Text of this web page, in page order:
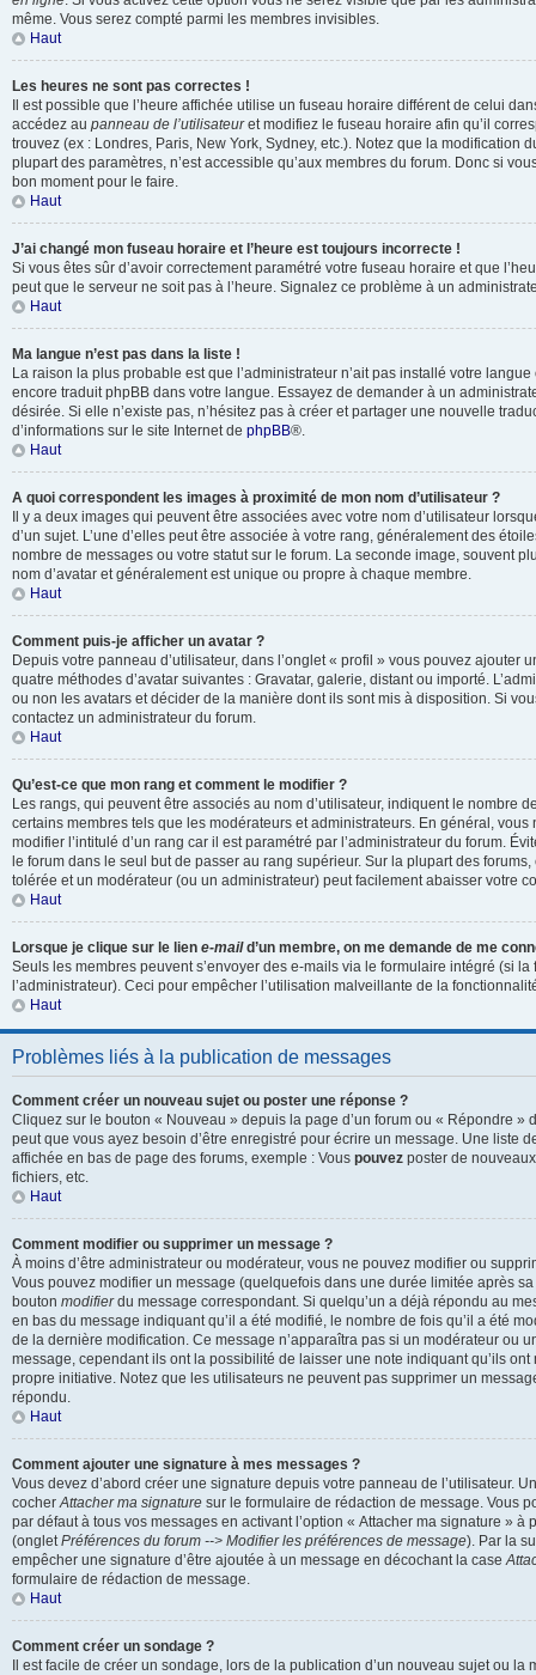
même. Vous serez compté parmi les membres invisibles.
Haut
Les heures ne sont pas correctes !
Il est possible que l’heure affichée utilise un fuseau horaire différent de celui
accédez au panneau de l’utilisateuret modifiez le fuseau horaire afin qu’il
trouvez (ex : Londres, Paris, New York, Sydney, etc.). Notez que la modification
plupart des paramètres, n’est accessible qu’aux membres du forum. Donc si
bon moment pour le faire.
Haut
J’ai changé mon fuseau horaire et l’heure est toujours incorrecte !
Si vous êtes sûr d’avoir correctement paramétré votre fuseau horaire et que
peut que le serveur ne soit pas à l’heure. Signalez ce problème à un
Haut
Ma langue n’est pas dans la liste !
La raison la plus probable est que l’administrateur n’ait pas installé votre
encore traduit phpBB dans votre langue. Essayez de demander à un
désirée. Si elle n’existe pas, n’hésitez pas à créer et partager une nouvelle
d’informations sur le site Internet de phpBB®.
Haut
A quoi correspondent les images à proximité de mon nom d’utilisateur ?
Il y a deux images qui peuvent être associées avec votre nom d’utilisateur
d’un sujet. L’une d’elles peut être associée à votre rang, généralement des
nombre de messages ou votre statut sur le forum. La seconde image, souvent
nom d’avatar et généralement est unique ou propre à chaque membre.
Haut
Comment puis-je afficher un avatar ?
Depuis votre panneau d’utilisateur, dans l’onglet « profil » vous pouvez ajouter
quatre méthodes d’avatar suivantes : Gravatar, galerie, distant ou importé.
ou non les avatars et décider de la manière dont ils sont mis à disposition. Si
contactez un administrateur du forum.
Haut
Qu’est-ce que mon rang et comment le modifier ?
Les rangs, qui peuvent être associés au nom d’utilisateur, indiquent le nombre
certains membres tels que les modérateurs et administrateurs. En général, vous
modifier l’intitulé d’un rang car il est paramétré par l’administrateur du forum.
le forum dans le seul but de passer au rang supérieur. Sur la plupart des
tolérée et un modérateur (ou un administrateur) peut facilement abaisser votre
Haut
Lorsque je clique sur le lien e-maild’un membre, on me demande de me
Seuls les membres peuvent s’envoyer des e-mails via le formulaire intégré (si
l’administrateur). Ceci pour empêcher l’utilisation malveillante de la
Haut
Problèmes liés à la publication de messages
Comment créer un nouveau sujet ou poster une réponse ?
Cliquez sur le bouton « Nouveau » depuis la page d’un forum ou « Répondre »
peut que vous ayez besoin d’être enregistré pour écrire un message. Une liste
affichée en bas de page des forums, exemple : Vous pouvez poster de
fichiers, etc.
Haut
Comment modifier ou supprimer un message ?
À moins d’être administrateur ou modérateur, vous ne pouvez modifier ou
Vous pouvez modifier un message (quelquefois dans une durée limitée après
bouton modifierdu message correspondant. Si quelqu’un a déjà répondu au
en bas du message indiquant qu’il a été modifié, le nombre de fois qu’il a été
de la dernière modification. Ce message n’apparaîtra pas si un modérateur ou
message, cependant ils ont la possibilité de laisser une note indiquant qu’ils
propre initiative. Notez que les utilisateurs ne peuvent pas supprimer un
répondu.
Haut
Comment ajouter une signature à mes messages ?
Vous devez d’abord créer une signature depuis votre panneau de l’utilisateur.
cocherAttacher ma signature sur le formulaire de rédaction de message. Vous
par défaut à tous vos messages en activant l’option « Attacher ma signature » à
(ongletPréférences du forum --> Modifier les préférences de message). Par la
empêcher une signature d’être ajoutée à un message en décochant la case
formulaire de rédaction de message.
Haut
Comment créer un sondage ?
Il est facile de créer un sondage, lors de la publication d’un nouveau sujet ou